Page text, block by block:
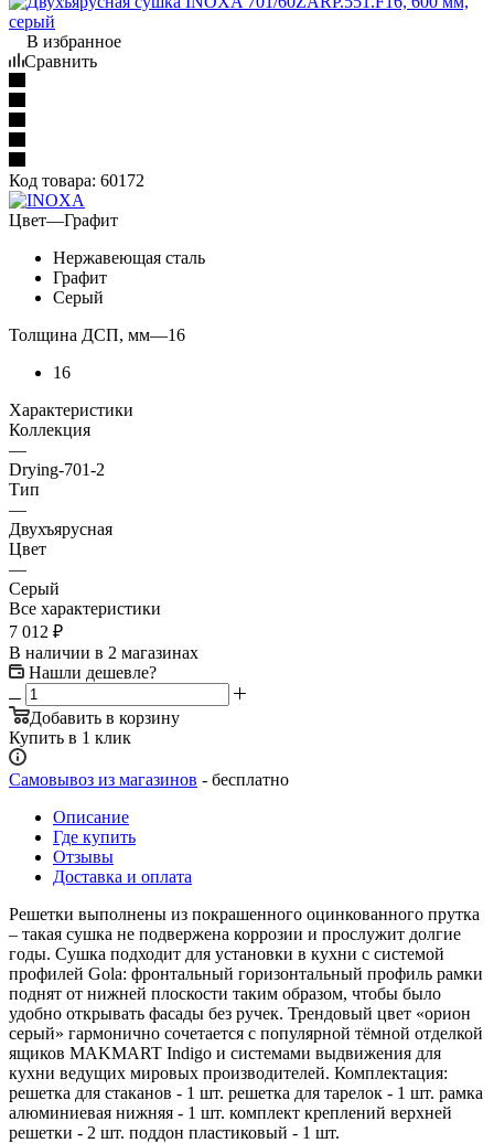
В избранное
Сравнить
Код товара: 60172
Цвет—Графит
Нержавеющая сталь
Графит
Серый
Толщина ДСП, мм—16
16
Характеристики
Коллекция
—
Drying-701-2
Тип
—
Двухъярусная
Цвет
—
Серый
Все характеристики
7 012 ₽
В наличии в 2 магазинах
Нашли дешевле?
Добавить в корзину
Купить в 1 клик
Самовывоз из магазинов - бесплатно
Описание
Где купить
Отзывы
Доставка и оплата
Решетки выполнены из покрашенного оцинкованного прутка
– такая сушка не подвержена коррозии и прослужит долгие
годы. Сушка подходит для установки в кухни с системой
профилей Gola: фронтальный горизонтальный профиль рамки
поднят от нижней плоскости таким образом, чтобы было
удобно открывать фасады без ручек. Трендовый цвет «орион
серый» гармонично сочетается с популярной тёмной отделкой
ящиков MAKMART Indigo и системами выдвижения для
кухни ведущих мировых производителей. Комплектация:
решетка для стаканов - 1 шт. решетка для тарелок - 1 шт. рамка
алюминиевая нижняя - 1 шт. комплект креплений верхней
решетки - 2 шт. поддон пластиковый - 1 шт.